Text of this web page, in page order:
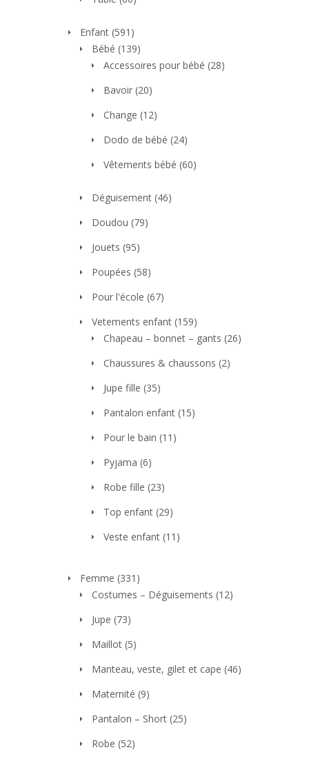
Enfant (591)
Bébé (139)
Accessoires pour bébé (28)
Bavoir (20)
Change (12)
Dodo de bébé (24)
Vêtements bébé (60)
Déguisement (46)
Doudou (79)
Jouets (95)
Poupées (58)
Pour l'école (67)
Vetements enfant (159)
Chapeau – bonnet – gants (26)
Chaussures & chaussons (2)
Jupe fille (35)
Pantalon enfant (15)
Pour le bain (11)
Pyjama (6)
Robe fille (23)
Top enfant (29)
Veste enfant (11)
Femme (331)
Costumes – Déguisements (12)
Jupe (73)
Maillot (5)
Manteau, veste, gilet et cape (46)
Maternité (9)
Pantalon – Short (25)
Robe (52)